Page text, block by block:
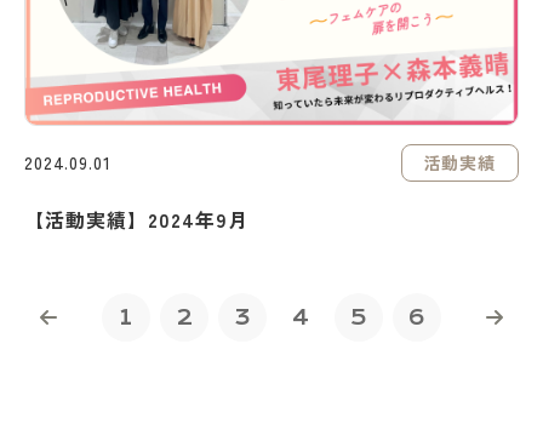
2024.09.01 活動実績
【活動実績】2024年9月
1 2 3 4 5 6